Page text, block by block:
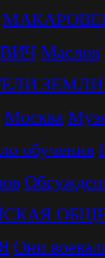
Маслов
Москва
обучения
Они